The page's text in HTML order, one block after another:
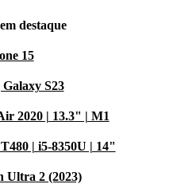
destaque
15
Galaxy S23
2020 | 13.3" | M1
| i5-8350U | 14"
Ultra 2 (2023)